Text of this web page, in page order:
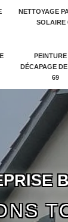
NETTOYAGE
SOLAIRE
PEINTURE
DÉCAPAGE
69
PRISE